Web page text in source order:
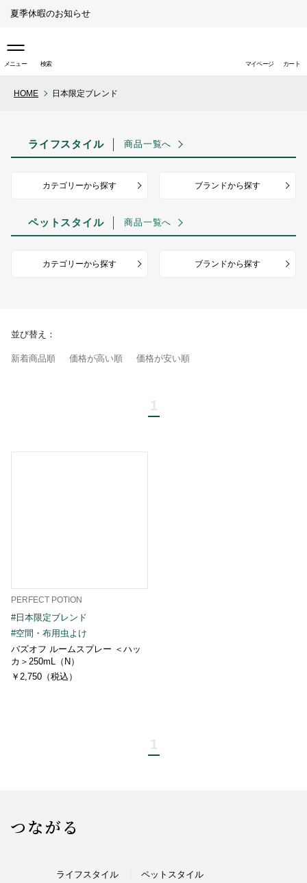
夏季休暇のお知らせ
メニュー 検索
取り扱い店舗（ペットスタイ
マイページ カート
HOME 日本限定ブレンド
ライフスタイル 商品一覧へ
カテゴリーから探す ブランドから探す
ペットスタイル 商品一覧へ
カテゴリーから探す ブランドから探す
並び替え：
新着商品順 価格が高い順 価格が安い順
1
PERFECT POTION
#日本限定ブレンド
#空間・布用虫よけ
バズオフ ルームスプレー ＜ハッ
カ＞250mL（N）
￥2,750（税込）
1
つながる
ライフスタイル ペットスタイル